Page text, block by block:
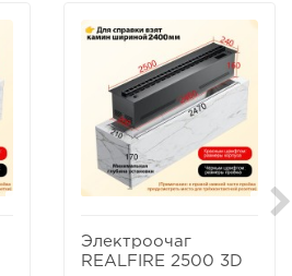
Электроочаг
REALFIRE 2500 3D